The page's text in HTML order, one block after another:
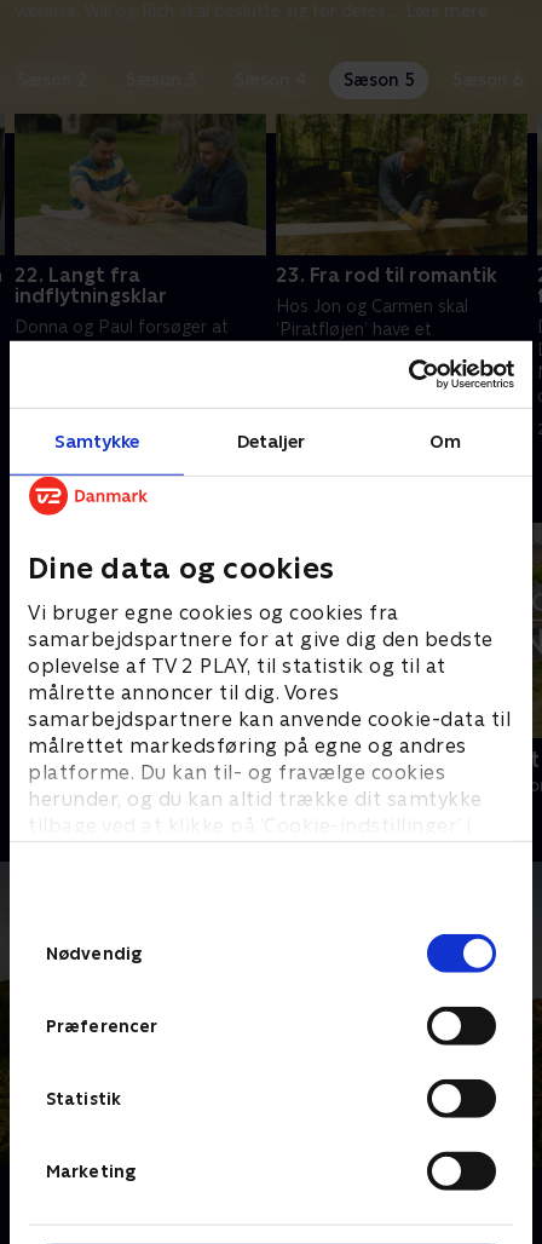
Samtykke Detaljer Om
Dine data og cookies
Vi bruger egne cookies og cookies fra
samarbejdspartnere for at give dig den bedste
oplevelse af TV 2 PLAY, til statistik og til at
målrette annoncer til dig. Vores
samarbejdspartnere kan anvende cookie-data til
målrettet markedsføring på egne og andres
platforme. Du kan til- og fravælge cookies
herunder, og du kan altid trække dit samtykke
tilbage ved at klikke på ’Cookie-indstillinger’ i
Nødvendig
Præferencer
Statistik
Marketing
Sæson 5
22. Langt fra
indflytningsklar
Donna og Paul forsøger at
Ashley opdager en vandskade.
23. Fra rod til romantik
Hos Jon og Carmen skal
’Piratfløjen’ have et
Philip planlægger en fest, mens
22. juni 2025 • 44 min
Andre så også
Linde på Langeland
Livsstil • 5 sæsoner Livsstil • 1